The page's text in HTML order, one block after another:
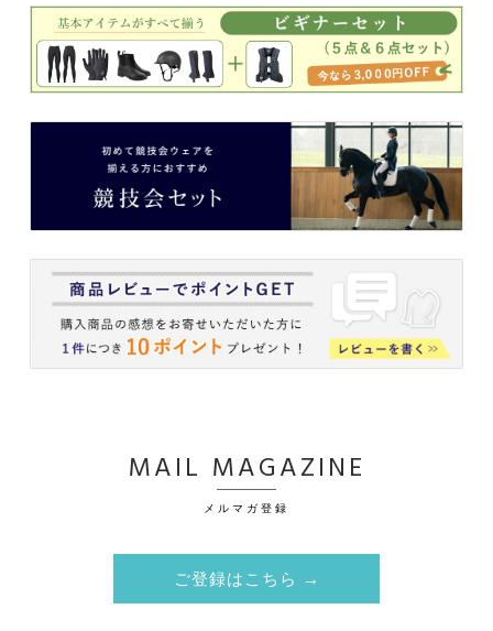
MAIL MAGAZINE
メルマガ登録
ご登録はこちら →